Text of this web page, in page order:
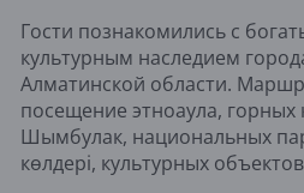
Гости познакомились с
культурным наследием
Алматинской области.
посещение этноаула, горных
Шымбулак, национальных
көлдері, культурных